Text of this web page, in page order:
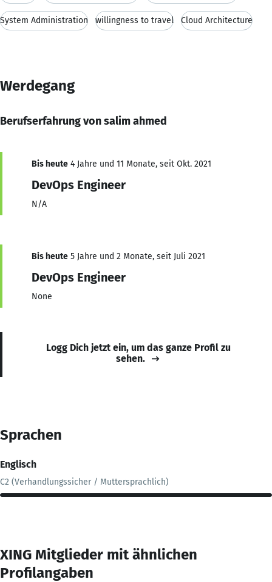
System Administration willingness to travel Cloud Architecture
Werdegang
Berufserfahrung von salim ahmed
Bis heute 4 Jahre und 11 Monate, seit Okt. 2021
DevOps Engineer
N/A
Bis heute 5 Jahre und 2 Monate, seit Juli 2021
DevOps Engineer
None
Logg Dich jetzt ein, um das ganze Profil zu
sehen.
Sprachen
Englisch
C2 (Verhandlungssicher / Muttersprachlich)
XING Mitglieder mit ähnlichen
Profilangaben